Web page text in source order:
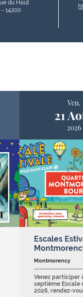
du Haut
14200
Ven.
21
2026
Escales
Montmorency
Venez participer
septième Escale
2026, rendez-